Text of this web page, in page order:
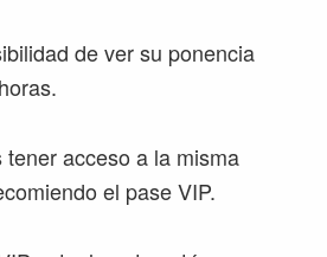
de ver su ponencia
acceso a la misma
el pase VIP.